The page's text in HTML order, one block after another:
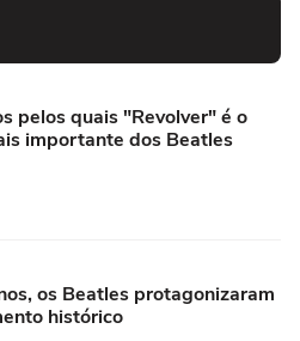
pelos quais "Revolver" é o
importante dos Beatles
os Beatles protagonizaram
histórico